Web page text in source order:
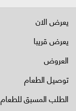
يعرض الان
يعرض قريبا
العروض
توصيل الطعام
الطلب المسبق للطعام